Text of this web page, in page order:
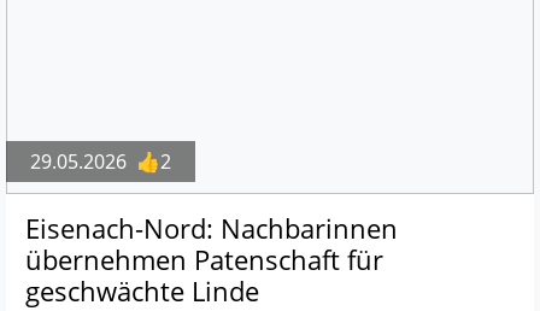
29.05.2026 👍2
Eisenach-Nord: Nachbarinnen
übernehmen Patenschaft für
geschwächte Linde